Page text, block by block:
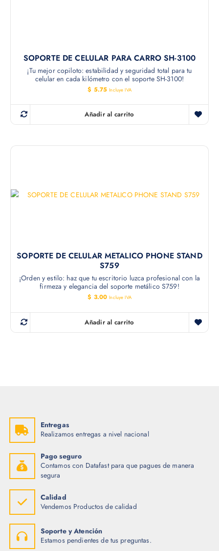
SOPORTE DE CELULAR PARA CARRO SH-3100
¡Tu mejor copiloto: estabilidad y seguridad total para tu
celular en cada kilómetro con el soporte SH-3100!
$ 5.75 Incluye IVA
Añadir al carrito
SOPORTE DE CELULAR METALICO PHONE STAND
S759
¡Orden y estilo: haz que tu escritorio luzca profesional con la
firmeza y elegancia del soporte metálico S759!
$ 3.00 Incluye IVA
Añadir al carrito
Entregas
Realizamos entregas a nivel nacional
Pago seguro
Contamos con Datafast para que pagues de manera
segura
Calidad
Vendemos Productos de calidad
Soporte y Atención
Estamos pendientes de tus preguntas.